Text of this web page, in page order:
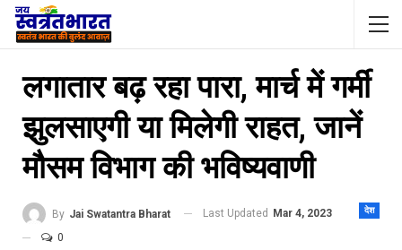
लगातार बढ़ रहा पारा, मार्च में गर्मी
झुलसाएगी या मिलेगी राहत, जानें
मौसम विभाग की भविष्यवाणी
देश
By Jai Swatantra Bharat Last Updated
Mar 4, 2023
0